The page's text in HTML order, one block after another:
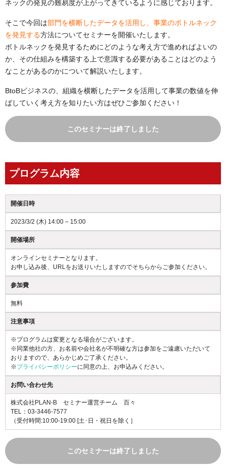
ネックの発見の難易度が上がってきているように感じております。
そこで今回は部門を横断したデータを活用し、事業のボトルネック
を発見する方法についてセミナーを開催いたします。
ボトルネックを発見するためにどのような考え方で進めればよいの
か、その仕組みを構築する上で意識する必要があることはどのよう
なことがあるのかについて解説いたします。
BtoBビジネスの、組織を横断したデータを活用して事業の数値を伸
ばしていく考え方を知りたい方はぜひご参加ください！
このセミナーは終了しました
プログラム内容
開催日時
2023/3/2 (木) 14:00 – 15:00
開催場所
オンラインセミナーとなります。
お申し込み後、URLをお送りいたしますのでそちらからご参加ください。
参加費
無料
注意事項
※プログラムは変更となる場合がございます。
※同業他社の方、お名前や会社名が不明確な方は参加をご遠慮いただいて
おりますので、あらかじめご了承ください。
※プライバシーポリシーに同意の上、お申込みください。
お問い合わせ先
株式会社PLAN-B セミナー運営チーム 百々
TEL：03-3446-7577
（受付時間:10:00-19:00 [土･日・祝日を除く］
このセミナーは終了しました